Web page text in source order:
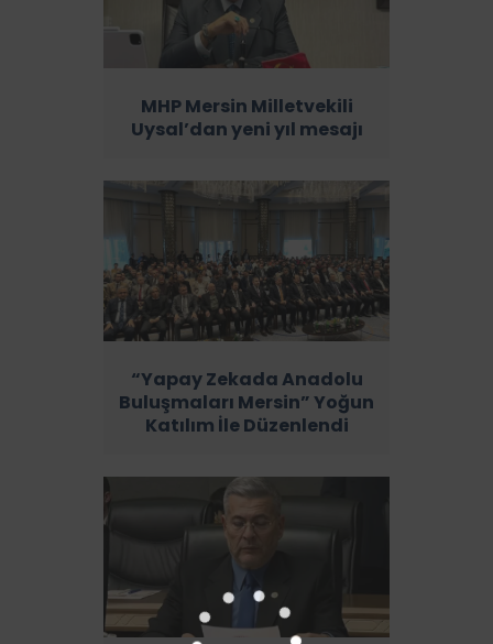
MHP Mersin Milletvekili
Uysal’dan yeni yıl mesajı
“Yapay Zekada Anadolu
Buluşmaları Mersin” Yoğun
Katılım İle Düzenlendi